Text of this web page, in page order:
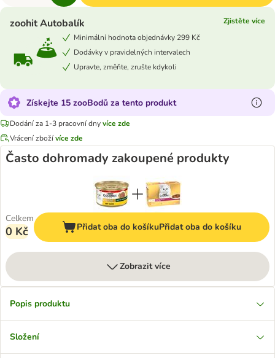
zoohit Autobalík
Zjistěte více
Minimální hodnota objednávky 299 Kč
Dodávky v pravidelných intervalech
Upravte, změňte, zrušte kdykoli
Získejte 15 zooBodů za tento produkt
Dodání za 1-3 pracovní dnyvíce zde
Vrácení zbožívíce zde
Často dohromady zakoupené produkty
Celkem
0 Kč Přidat oba do košíkuPřidat oba do košíku
Zobrazit více
Popis produktu
Složení